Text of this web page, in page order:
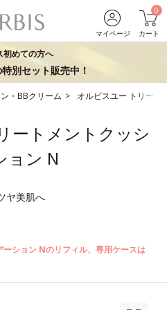
マイページ
0
カート
初めての方へ
別セット販売中！
・BBクリーム オルビスユー トリート
ートメントクッシ
ョン N
ヤ美肌へ
ーション Nのリフィル、専用ケースは